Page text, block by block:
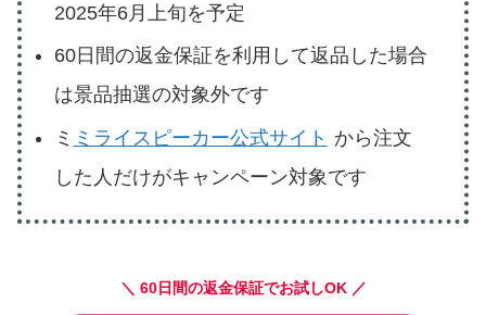
2025年6月上旬を予定
60日間の返金保証を利用して返品した場合
は景品抽選の対象外です
ミ ミライスピーカー公式サイト から注文
した人だけがキャンペーン対象です
＼ 60日間の返金保証でお試しOK ／